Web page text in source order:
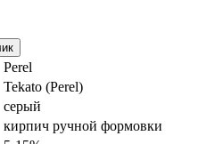
Perel
Tekato (Perel)
серый
кирпич ручной формовки